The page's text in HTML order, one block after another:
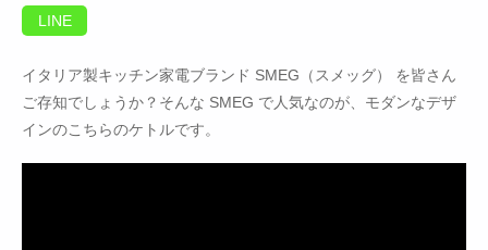
LINE
イタリア製キッチン家電ブランド SMEG（スメッグ） を皆さん
ご存知でしょうか？そんな SMEG で人気なのが、モダンなデザ
インのこちらのケトルです。